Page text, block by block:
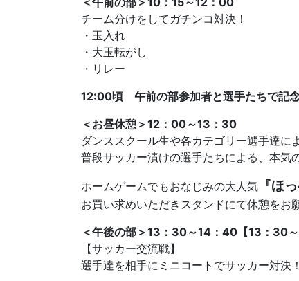
チーム分けをしてガチンコ対決！
・玉入れ
・大玉転がし
・リレー
12:00頃
午前の部参加者と選手たちで記
＜お昼休憩＞12：00～13：30
ダンススクール生や各カテゴリー選手達に
普段サッカー漬けの選手たちによる、本気
ホームゲームでもおなじみの大人気 『ほ
お買い求めいただきスタンドにて休憩をお
＜午後の部＞13：30～14：40【13：30～
【サッカー交流戦】
選手達を相手にミニコートでサッカー対決！